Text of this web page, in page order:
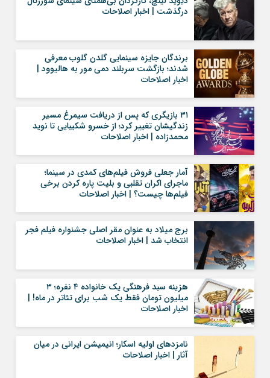
درگذشت | اخبار اصلاحات
برندگان جایزه سینمایی گلدن گلوب معرفی
شدند؛ بازگشت سربلند دمی مور به هالیوود |
اخبار اصلاحات
۳۱ بازیگری که پس از دریافت سیمرغ مسیر
زندگیشان تغییر کرد؛ از خسرو شکیبایی تا نوید
محمدزاده | اخبار اصلاحات
آمار جعلی فروش فیلم‌های کمدی در سینما؛
ماجرای اکران تقلبی و بلیت پاره کردن برخی
فیلم‌ها چیست؟ | اخبار اصلاحات
برج میلاد به عنوان مقر اصلی جشنواره فیلم فجر
انتخاب شد | اخبار اصلاحات
هزینه سبد فرهنگی یک خانواده ۴ نفره؛ ۳
میلیون تومان فقط یک شب برای تئاتر در ماه! |
اخبار اصلاحات
نامزد‌های اولیه اسکار؛ انیمیشن ایرانی در میان
آثار | اخبار اصلاحات